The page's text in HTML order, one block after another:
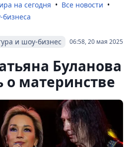
на сегодня
Все новости
06:58, 20 мая 2025
и шоу-бизнес
Буланова
о материнстве